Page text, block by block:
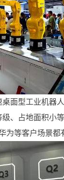
面型工业机器
、占地面积小
为等客户场景都